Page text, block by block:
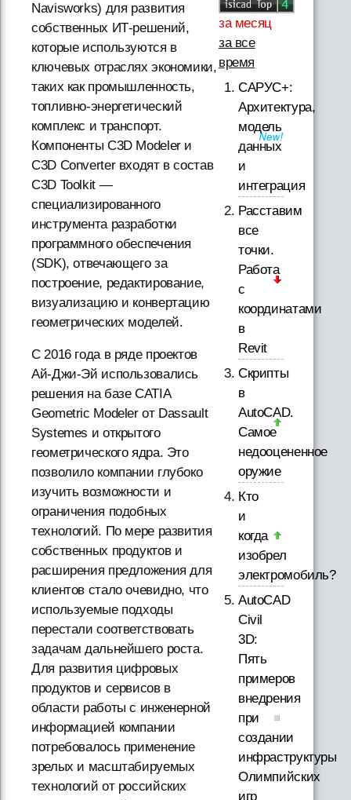
Navisworks) для развития
собственных ИТ-решений,
которые используются в
ключевых отраслях экономики,
таких как промышленность,
топливно-энергетический
комплекс и транспорт.
Компоненты C3D Modeler и
C3D Converter входят в состав
C3D Toolkit —
специализированного
инструмента разработки
программного обеспечения
(SDK), отвечающего за
построение, редактирование,
визуализацию и конвертацию
геометрических моделей.
С 2016 года в ряде проектов
Ай-Джи-Эй использовались
решения на базе CATIA
Geometric Modeler от Dassault
Systemes и открытого
геометрического ядра. Это
позволило компании глубоко
изучить возможности и
ограничения подобных
технологий. По мере развития
собственных продуктов и
расширения предложения для
клиентов стало очевидно, что
используемые подходы
перестали соответствовать
задачам дальнейшего роста.
Для развития цифровых
продуктов и сервисов в
области работы с инженерной
информацией компании
потребовалось применение
зрелых и масштабируемых
технологий от российских
за месяц
за все
время
САРУС+:
Архитектура,
модель
данных
и
интеграция
Расставим
все
точки.
Работа
с
координатами
в
Revit
Скрипты
в
AutoCAD.
Самое
недооцененное
оружие
Кто
и
когда
изобрел
электромобиль?
AutoCAD
Civil
3D:
Пять
примеров
внедрения
при
создании
инфраструктуры
Олимпийских
игр